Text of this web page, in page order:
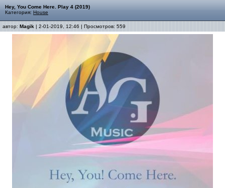
Hey, You Come Here. Play 4 (2019)
Категория: House
автор: Magik | 2-01-2019, 12:46 | Просмотров: 559